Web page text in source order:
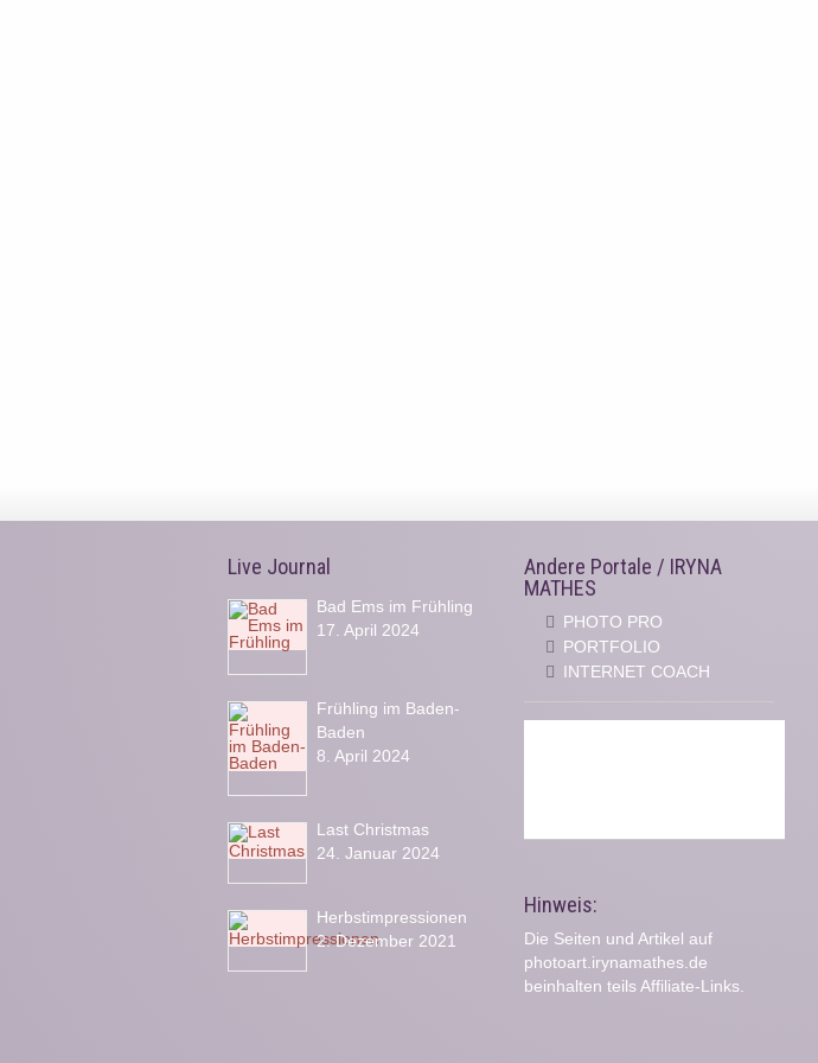
Live Journal
Bad Ems im Frühling
17. April 2024
Frühling im Baden-
Baden
8. April 2024
Last Christmas
24. Januar 2024
Herbstimpressionen
2. Dezember 2021
Andere Portale / IRYNA
MATHES
PHOTO PRO
PORTFOLIO
INTERNET COACH
Hinweis:
Die Seiten und Artikel auf
photoart.irynamathes.de
beinhalten teils Affiliate-Links.